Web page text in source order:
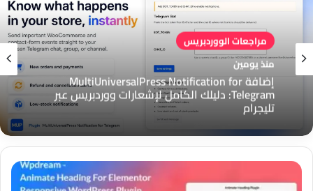
مراجعات الووردبريس
منذ يومين
إضافة MultiUniversalPress Notification for
Telegram: دليلك الكامل لإشعارات ووردبريس عبر
تليجرام
مراجعات الووردبريس
منذ يومين
إضافة MultiUniversalPress Floating Support
لووردبريس: زر دعم عائم لتواصل أسرع مع العملاء
إضافة
Animate